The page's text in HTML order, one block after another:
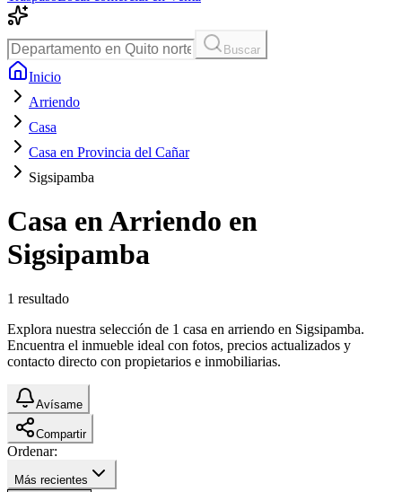
Buscar
Inicio
Arriendo
Casa
Casa en Provincia del Cañar
Sigsipamba
Casa en Arriendo en
Sigsipamba
1 resultado
Explora nuestra selección de 1 casa en arriendo en Sigsipamba.
Encuentra el inmueble ideal con fotos, precios actualizados y
contacto directo con propietarios e inmobiliarias.
Avísame
Compartir
Ordenar:
Más recientes